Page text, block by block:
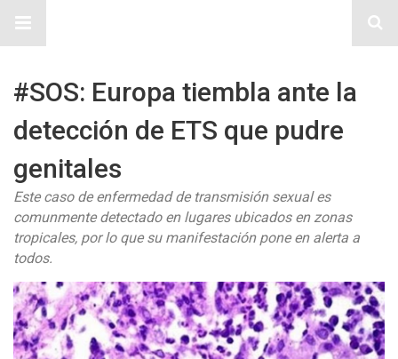
#SOS: Europa tiembla ante la
detección de ETS que pudre
genitales
Este caso de enfermedad de transmisión sexual es
comunmente detectado en lugares ubicados en zonas
tropicales, por lo que su manifestación pone en alerta a
todos.